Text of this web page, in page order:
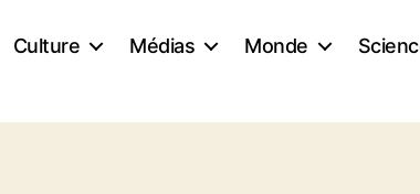
Culture Médias Monde